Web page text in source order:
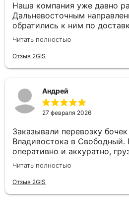
Наша компания уже давно
Дальневосточным
обратились к ним по
области до Севастополя,
Все быстро рассчитали,
доставили оперативно груз.
Читать полностью
Отзыв 2GIS
Андрей
27 февраля 2026
Заказывали перевозку
Владивостока в Свободный.
оперативно и аккуратно,
целости и в срок. Особую
выразить менеджеру
и грамотный специалист.
Читать полностью
Отзыв 2GIS